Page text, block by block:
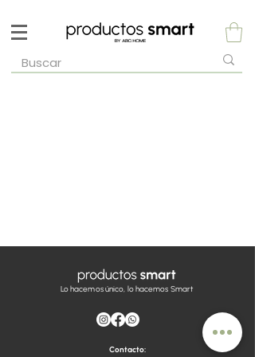
Lo hacemos único, lo hacemos Smart
Contacto: